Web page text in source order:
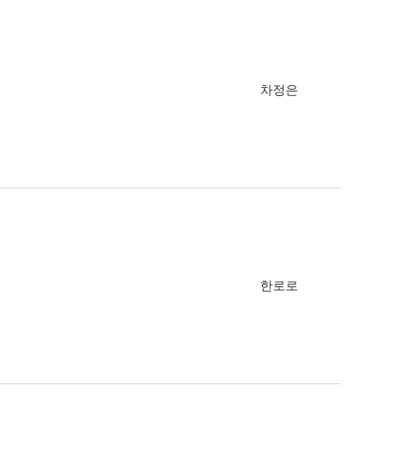
차정은
한로로